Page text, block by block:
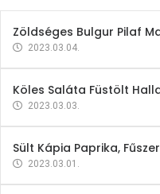
Zöldséges Bulgur Pilaf
2023.03.04.
Köles Saláta Füstölt
2023.03.03.
Sült Kápia Paprika,
2023.03.01.